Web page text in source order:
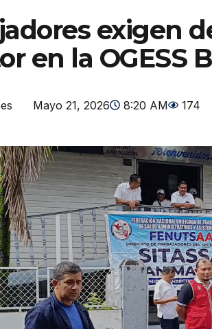
exigen
en la OGESS
Mayo 21, 2026 8:20 AM 174